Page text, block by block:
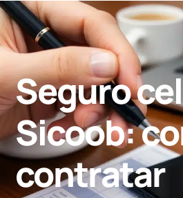
Seguro
Sicoob:
contratar